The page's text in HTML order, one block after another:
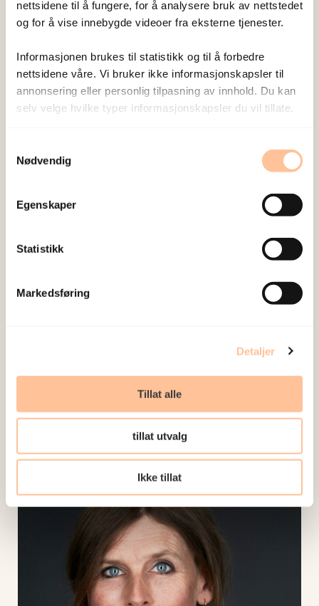
nettsidene til å fungere, for å analysere bruk av nettstedet
og for å vise innebygde videoer fra eksterne tjenester.
Informasjonen brukes til statistikk og til å forbedre
nettsidene våre. Vi bruker ikke informasjonskapsler til
annonsering eller personlig tilpasning av innhold. Du kan
selv velge hvilke typer informasjonskapsler du vil tillate.
Nødvendig
Egenskaper
Statistikk
Markedsføring
Detaljer
Tillat alle
tillat utvalg
Ikke tillat
psykologi, og jobber som forsker på NKVTS. Hun
forskningsfeltet med utsatte for vold og traumer.
terrorangrepet på Utøya
, Tsunamien i 2004,
implementering av kunnskapsbasert
Synne Øien Stensland– Nestleder for